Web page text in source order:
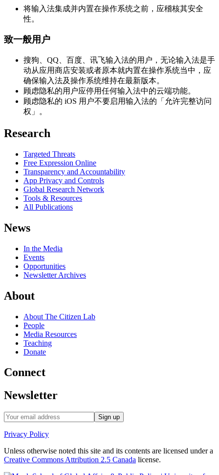
将输入法集成并内置在操作系统之前，应稽核其安全
性。
致一般用户
搜狗、QQ、百度、讯飞输入法的用户，无论输入法是手
动从应用商店安装或者原本就内置在操作系统当中，应
确保输入法及操作系统维持在最新版本。
顾虑隐私的用户应停用任何输入法中的云端功能。
顾虑隐私的 iOS 用户不要启用输入法的「允许完整访问
权」。
Research
Targeted Threats
Free Expression Online
Transparency and Accountability
App Privacy and Controls
Global Research Network
Tools & Resources
All Publications
News
In the Media
Events
Opportunities
Newsletter Archives
About
About The Citizen Lab
People
Media Resources
Teaching
Donate
Connect
Newsletter
Privacy Policy
Unless otherwise noted this site and its contents are licensed under a
Creative Commons Attribution 2.5 Canada license.